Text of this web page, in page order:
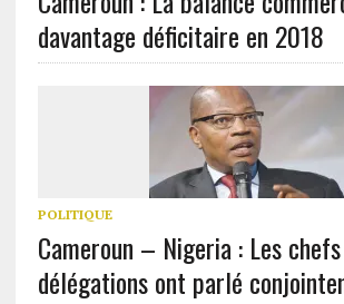
davantage déficitaire en 2018
POLITIQUE
Cameroun – Nigeria : Les
délégations ont parlé